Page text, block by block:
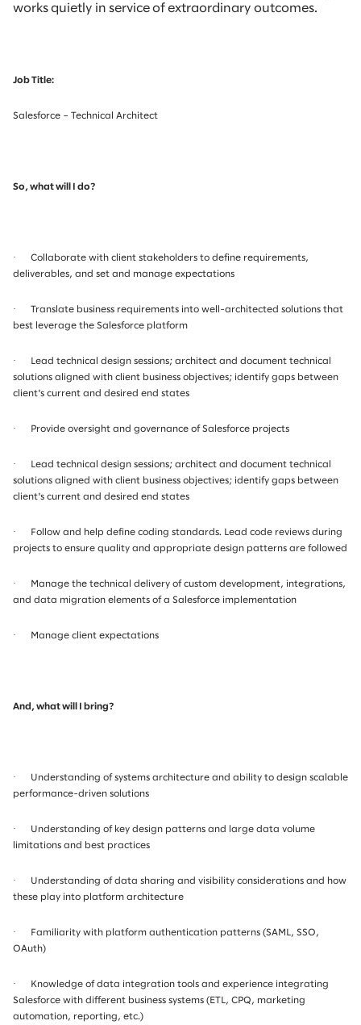
works quietly in service of extraordinary outcomes.
Job Title:
Salesforce – Technical Architect
So, what will I do?
· Collaborate with client stakeholders to define requirements,
deliverables, and set and manage expectations
· Translate business requirements into well-architected solutions that
best leverage the Salesforce platform
· Lead technical design sessions; architect and document technical
solutions aligned with client business objectives; identify gaps between
client's current and desired end states
· Provide oversight and governance of Salesforce projects
· Lead technical design sessions; architect and document technical
solutions aligned with client business objectives; identify gaps between
client's current and desired end states
· Follow and help define coding standards. Lead code reviews during
projects to ensure quality and appropriate design patterns are followed
· Manage the technical delivery of custom development, integrations,
and data migration elements of a Salesforce implementation
· Manage client expectations
And, what will I bring?
· Understanding of systems architecture and ability to design scalable
performance-driven solutions
· Understanding of key design patterns and large data volume
limitations and best practices
· Understanding of data sharing and visibility considerations and how
these play into platform architecture
· Familiarity with platform authentication patterns (SAML, SSO,
OAuth)
· Knowledge of data integration tools and experience integrating
Salesforce with different business systems (ETL, CPQ, marketing
automation, reporting, etc.)